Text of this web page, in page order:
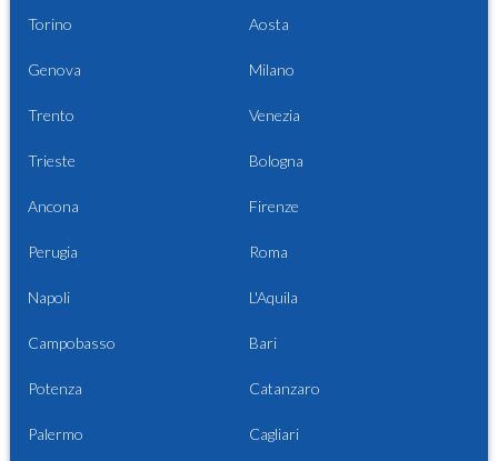
Torino Aosta
Genova Milano
Trento Venezia
Trieste Bologna
Ancona Firenze
Perugia Roma
Napoli L'Aquila
Campobasso Bari
Potenza Catanzaro
Palermo Cagliari